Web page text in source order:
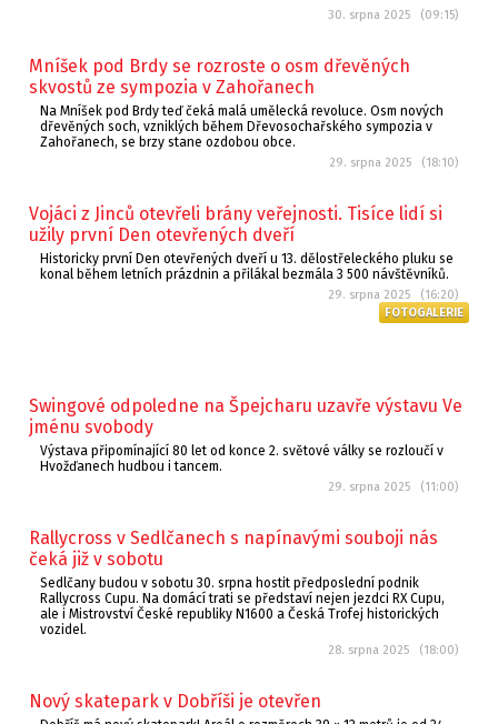
30. srpna 2025 (09:15)
Mníšek pod Brdy se rozroste o osm dřevěných
skvostů ze sympozia v Zahořanech
Na Mníšek pod Brdy teď čeká malá umělecká revoluce. Osm nových
dřevěných soch, vzniklých během Dřevosochařského sympozia v
Zahořanech, se brzy stane ozdobou obce.
29. srpna 2025 (18:10)
Vojáci z Jinců otevřeli brány veřejnosti. Tisíce lidí si
užily první Den otevřených dveří
Historicky první Den otevřených dveří u 13. dělostřeleckého pluku se
konal během letních prázdnin a přilákal bezmála 3 500 návštěvníků.
29. srpna 2025 (16:20)
FOTOGALERIE
Swingové odpoledne na Špejcharu uzavře výstavu Ve
jménu svobody
Výstava připomínající 80 let od konce 2. světové války se rozloučí v
Hvožďanech hudbou i tancem.
29. srpna 2025 (11:00)
Rallycross v Sedlčanech s napínavými souboji nás
čeká již v sobotu
Sedlčany budou v sobotu 30. srpna hostit předposlední podnik
Rallycross Cupu. Na domácí trati se představí nejen jezdci RX Cupu,
ale i Mistrovství České republiky N1600 a Česká Trofej historických
vozidel.
28. srpna 2025 (18:00)
Nový skatepark v Dobříši je otevřen